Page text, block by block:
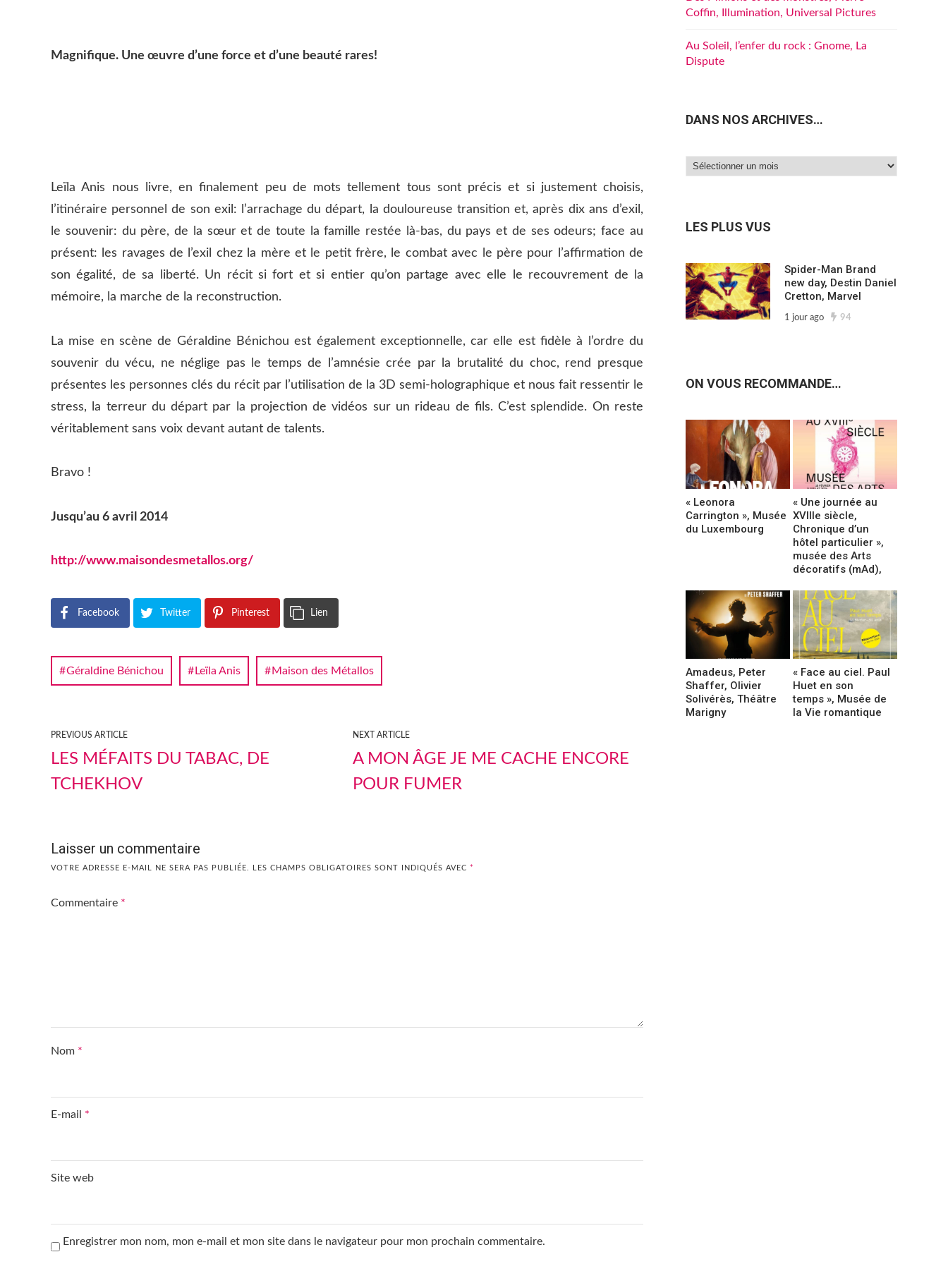
Magnifique. Une œuvre d’une force et d’une beauté rares!
Leïla Anis nous livre, en finalement peu de mots tellement tous sont précis et si justement choisis,
l’itinéraire personnel de son exil: l’arrachage du départ, la douloureuse transition et, après dix ans d’exil,
le souvenir: du père, de la sœur et de toute la famille restée là-bas, du pays et de ses odeurs; face au
présent: les ravages de l’exil chez la mère et le petit frère, le combat avec le père pour l’affirmation de
son égalité, de sa liberté. Un récit si fort et si entier qu’on partage avec elle le recouvrement de la
mémoire, la marche de la reconstruction.
La mise en scène de Géraldine Bénichou est également exceptionnelle, car elle est fidèle à l’ordre du
souvenir du vécu, ne néglige pas le temps de l’amnésie crée par la brutalité du choc, rend presque
présentes les personnes clés du récit par l’utilisation de la 3D semi-holographique et nous fait ressentir le
stress, la terreur du départ par la projection de vidéos sur un rideau de fils. C’est splendide. On reste
véritablement sans voix devant autant de talents.
Bravo !
Jusqu’au 6 avril 2014
http://www.maisondesmetallos.org/
Facebook Twitter Pinterest Lien
Géraldine Bénichou Leïla Anis Maison des Métallos
PREVIOUS ARTICLE
LES MÉFAITS DU TABAC, DE
TCHEKHOV
NEXT ARTICLE
A MON ÂGE JE ME CACHE ENCORE
POUR FUMER
Laisser un commentaire
VOTRE ADRESSE E-MAIL NE SERA PAS PUBLIÉE. LES CHAMPS OBLIGATOIRES SONT INDIQUÉS AVEC *
Commentaire *
Nom *
E-mail *
Site web
Enregistrer mon nom, mon e-mail et mon site dans le navigateur pour mon prochain commentaire.
Coffin, Illumination, Universal Pictures
Au Soleil, l’enfer du rock : Gnome, La
Dispute
DANS NOS ARCHIVES…
Dans
LES PLUS VUS
Spider-Man Brand
new day, Destin Daniel
Cretton, Marvel
1 jour ago 94
ON VOUS RECOMMANDE…
« Leonora
Carrington », Musée
du Luxembourg
« Une journée au
XVIIIe siècle,
Chronique d’un
hôtel particulier »,
musée des Arts
décoratifs (mAd),
Amadeus, Peter
Shaffer, Olivier
Solivérès, Théâtre
Marigny
« Face au ciel. Paul
Huet en son
temps », Musée de
la Vie romantique